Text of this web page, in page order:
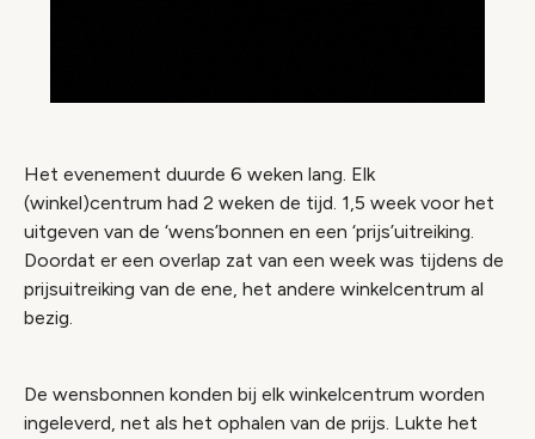
Het evenement duurde 6 weken lang. Elk
(winkel)centrum had 2 weken de tijd. 1,5 week voor het
uitgeven van de ‘wens’bonnen en een ‘prijs’uitreiking.
Doordat er een overlap zat van een week was tijdens de
prijsuitreiking van de ene, het andere winkelcentrum al
bezig.
De wensbonnen konden bij elk winkelcentrum worden
ingeleverd, net als het ophalen van de prijs. Lukte het